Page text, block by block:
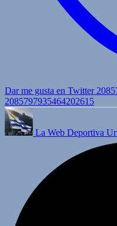
Dar me gusta en Twitter
2085797935464202615
La Web Deportiva